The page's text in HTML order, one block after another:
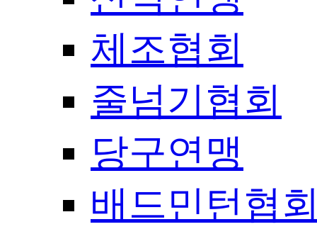
체조협회
줄넘기협회
당구연맹
배드민턴협